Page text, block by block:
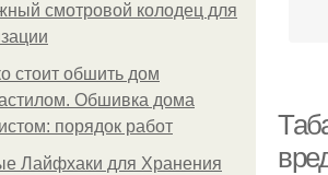
смотровой колодец для
стоит обшить дом
Обшивка дома
порядок работ
Лайфхаки для Хранения